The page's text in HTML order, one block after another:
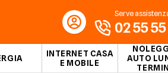
INTERNET CASA
E MOBILE
AUTO
Serve
02 55